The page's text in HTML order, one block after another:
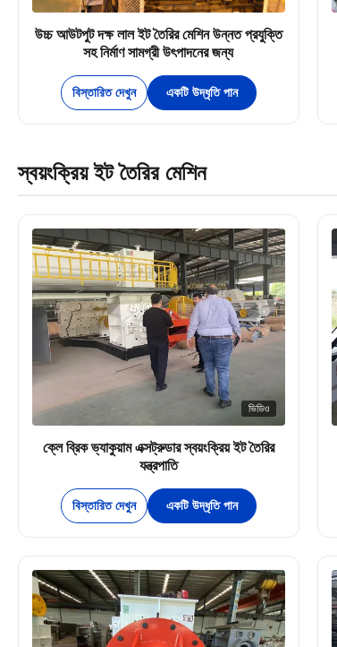
উচ্চ আউটপুট দক্ষ লাল ইট তৈরির মেশিন উন্নত প্রযুক্তি
সহ নির্মাণ সামগ্রী উৎপাদনের জন্য
বিস্তারিত দেখুন একটি উদ্ধৃতি পান
স্বয়ংক্রিয় ইট তৈরির মেশিন
ভিডিও
ক্লে ব্রিক ভ্যাকুয়াম এক্সট্রুডার স্বয়ংক্রিয় ইট তৈরির
যন্ত্রপাতি
বিস্তারিত দেখুন একটি উদ্ধৃতি পান